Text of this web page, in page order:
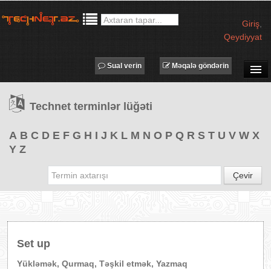
Giriş
Qeydiyyat
TƏDBİRLƏR
PROQRAMLAR
Məqalə göndərin
Sual verin
Technet terminlər lüğəti
A B C D E F G H I J K L M N O P Q R S T U V W X
Y Z
Çevir
Set up
Yükləmək, Qurmaq, Təşkil etmək, Yazmaq